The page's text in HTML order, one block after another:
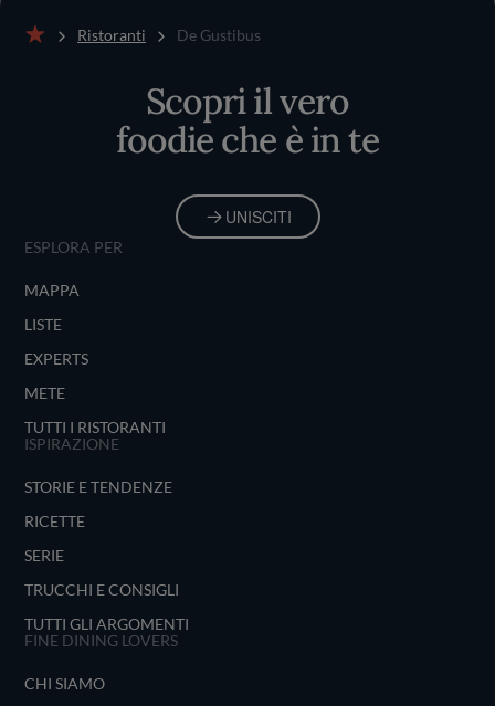
Ristoranti De Gustibus
Scopri il vero
foodie che è in te
UNISCITI
ESPLORA PER
MAPPA
LISTE
EXPERTS
METE
TUTTI I RISTORANTI
ISPIRAZIONE
STORIE E TENDENZE
RICETTE
SERIE
TRUCCHI E CONSIGLI
TUTTI GLI ARGOMENTI
FINE DINING LOVERS
CHI SIAMO